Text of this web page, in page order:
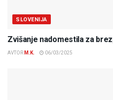
SLOVENIJA
Zvišanje nadomestila za
AVTOR M.K. 06/03/2025